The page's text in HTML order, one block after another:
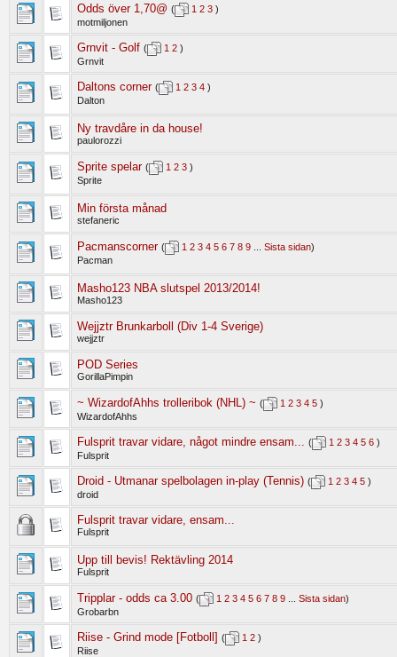
Odds över 1,70@ ( 1 2 3 )
motmiljonen
Grnvit - Golf ( 1 2 )
Grnvit
Daltons corner ( 1 2 3 4 )
Dalton
Ny travdåre in da house!
paulorozzi
Sprite spelar ( 1 2 3 )
Sprite
Min första månad
stefaneric
Pacmanscorner ( 1 2 3 4 5 6 7 8 9 Sista sidan)
Pacman
Masho123 NBA slutspel 2013/2014!
Masho123
Wejjztr Brunkarboll (Div 1-4 Sverige)
wejjztr
POD Series
GorillaPimpin
~ WizardofAhhs trolleribok (NHL) ~ ( 1 2 3 4 5 )
WizardofAhhs
Fulsprit travar vidare, något mindre ensam... ( 1 2 3 4 5 6 )
Fulsprit
Droid - Utmanar spelbolagen in-play (Tennis) ( 1 2 3 4 5 )
droid
Fulsprit travar vidare, ensam...
Fulsprit
Upp till bevis! Rektävling 2014
Fulsprit
Tripplar - odds ca 3.00 ( 1 2 3 4 5 6 7 8 9 Sista sidan)
Grobarbn
Riise - Grind mode [Fotboll] ( 1 2 )
Riise